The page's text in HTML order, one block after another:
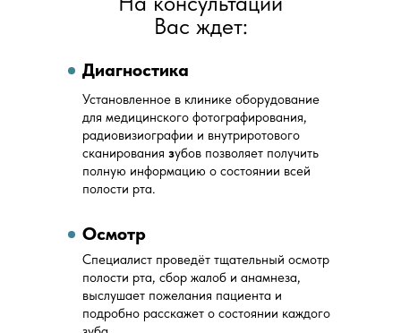
Вас ждет:
Осмотр
Специалист проведёт тщательный осмотр
полости рта, сбор жалоб и анамнеза,
выслушает пожелания пациента и
подробно расскажет о состоянии каждого
Диагностика
Установленное в клинике оборудование
для медицинского фотографирования,
радиовизиографии и внутриротового
сканирования зубов позволяет получить
полную информацию о состоянии всей
полости рта.